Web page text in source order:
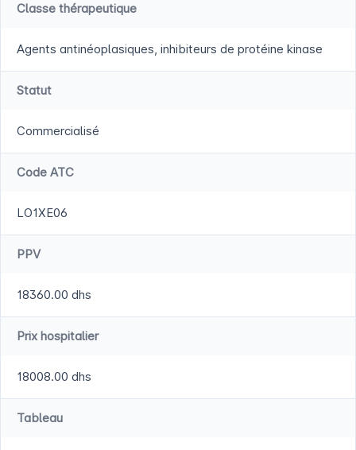
Classe thérapeutique
Agents antinéoplasiques, inhibiteurs de protéine kinase
Statut
Commercialisé
Code ATC
LO1XE06
PPV
18360.00 dhs
Prix hospitalier
18008.00 dhs
Tableau